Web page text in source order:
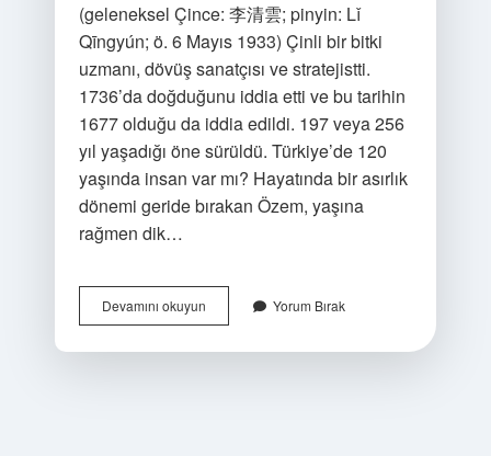
(geleneksel Çince: 李清雲; pinyin: Lǐ
Qīngyún; ö. 6 Mayıs 1933) Çinli bir bitki
uzmanı, dövüş sanatçısı ve stratejistti.
1736’da doğduğunu iddia etti ve bu tarihin
1677 olduğu da iddia edildi. 197 veya 256
yıl yaşadığı öne sürüldü. Türkiye’de 120
yaşında insan var mı? Hayatında bir asırlık
dönemi geride bırakan Özem, yaşına
rağmen dik…
Devamını okuyunDünyanın
En
Yorum Bırak